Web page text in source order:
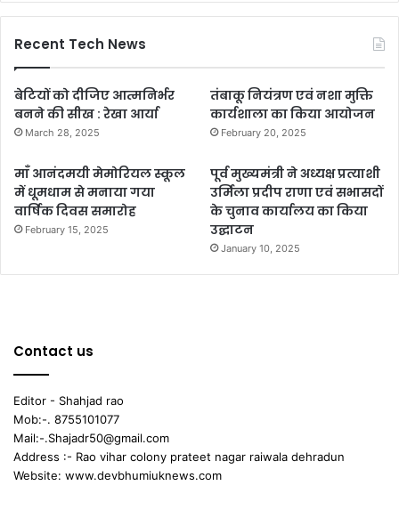
Recent Tech News
बेटियों को दीजिए आत्मनिर्भर
बनने की सीख : रेखा आर्या
March 28, 2025
तंबाकू नियंत्रण एवं नशा मुक्ति
कार्यशाला का किया आयोजन
February 20, 2025
माँ आनंदमयी मेमोरियल स्कूल
में धूमधाम से मनाया गया
वार्षिक दिवस समारोह
February 15, 2025
पूर्व मुख्यमंत्री ने अध्यक्ष प्रत्याशी
उर्मिला प्रदीप राणा एवं सभासदों
के चुनाव कार्यालय का किया
उद्घाटन
January 10, 2025
Contact us
Editor - Shahjad rao
Mob:-. 8755101077
Mail:-.Shajadr50@gmail.com
Address :- Rao vihar colony prateet nagar raiwala dehradun
Website: www.devbhumiuknews.com